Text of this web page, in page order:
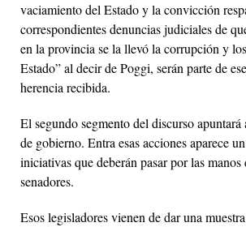
vaciamiento del Estado y la convicción
correspondientes denuncias judiciales de
en la provincia se la llevó la corrupción y
Estado” al decir de Poggi, serán parte de
herencia recibida.
El segundo segmento del discurso apuntará
de gobierno. Entra esas acciones aparece
iniciativas que deberán pasar por las
senadores.
Esos legisladores vienen de dar una